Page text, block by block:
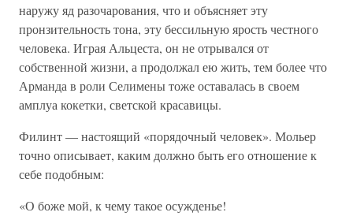
наружу яд разочарования, что и объясняет эту
пронзительность тона, эту бессильную ярость честного
человека. Играя Альцеста, он не отрывался от
собственной жизни, а продолжал ею жить, тем более что
Арманда в роли Селимены тоже оставалась в своем
амплуа кокетки, светской красавицы.
Филинт — настоящий «порядочный человек». Мольер
точно описывает, каким должно быть его отношение к
себе подобным:
«О боже мой, к чему такое осужденье!